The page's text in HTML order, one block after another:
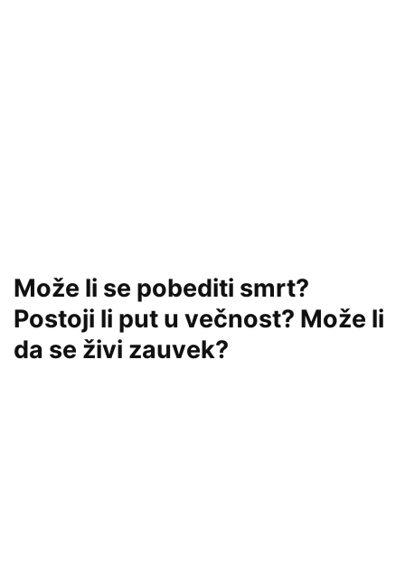
Može li se pobediti smrt?
Postoji li put u večnost? Može li
da se živi zauvek?